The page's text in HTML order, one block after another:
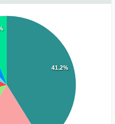
41.2%